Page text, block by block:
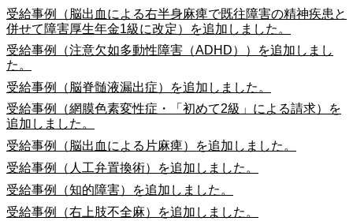
受給事例（脳出血による右半身麻痺で既往障害の精神疾患と
併せて障害厚生年金1級に改定）を追加しました。
受給事例（注意欠如多動性障害（ADHD））を追加しまし
た。
受給事例（脳脊髄液漏出症）を追加しました。
受給事例（網膜色素変性症・「初めて2級」による請求）を
追加しました。
受給事例（脳出血による片麻痺）を追加しました。
受給事例（人工弁置換術）を追加しました。
受給事例（知的障害）を追加しました。
受給事例（右上肢不全麻）を追加しました。